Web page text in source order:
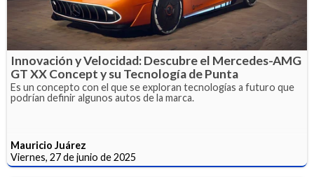
Innovación y Velocidad: Descubre el Mercedes-AMG
GT XX Concept y su Tecnología de Punta
Es un concepto con el que se exploran tecnologías a futuro que
podrían definir algunos autos de la marca.
Mauricio Juárez
Viernes, 27 de junio de 2025